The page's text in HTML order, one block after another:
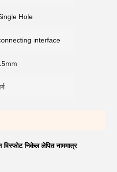
Hole
interface
विस्फोट निकेल लेपित नाममात्र